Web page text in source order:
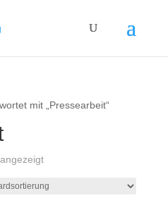
mit „Pressearbeit“